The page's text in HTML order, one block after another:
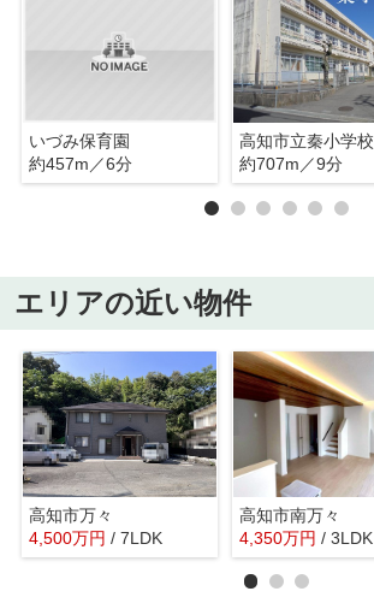
いづみ保育園
約457m／6分
高知市立秦小学校
約707m／9分
エリアの近い物件
高知市万々
4,500万円 / 7LDK
高知市南万々
4,350万円 / 3LDK